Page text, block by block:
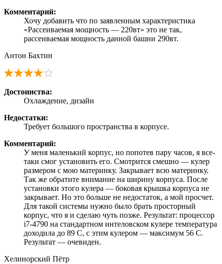
Комментарий:
Хочу добавить что по заявленным характеристика
«Рассеиваемая мощность — 220вт» это не так,
рассеиваемая мощность данной башни 290вт.
Антон Бахтин
Достоинства:
Охлаждение, дизайн
Недостатки:
Требует большого пространства в корпусе.
Комментарий:
У меня маленький корпус, но попотев пару часов, я все-
таки смог установить его. Смотрится смешно — кулер
размером с мою материнку. Закрывает всю материнку.
Так же обратите внимание на ширину корпуса. После
установки этого кулера — боковая крышка корпуса не
закрывает. Но это больше не недостаток, а мой просчет.
Для такой системы нужно было брать просторный
корпус, что я и сделаю чуть позже. Результат: процессор
i7-4790 на стандартном интеловском кулере температура
доходила до 89 С, с этим кулером — максимум 56 С.
Результат — очевиден.
Хелинорский Пётр